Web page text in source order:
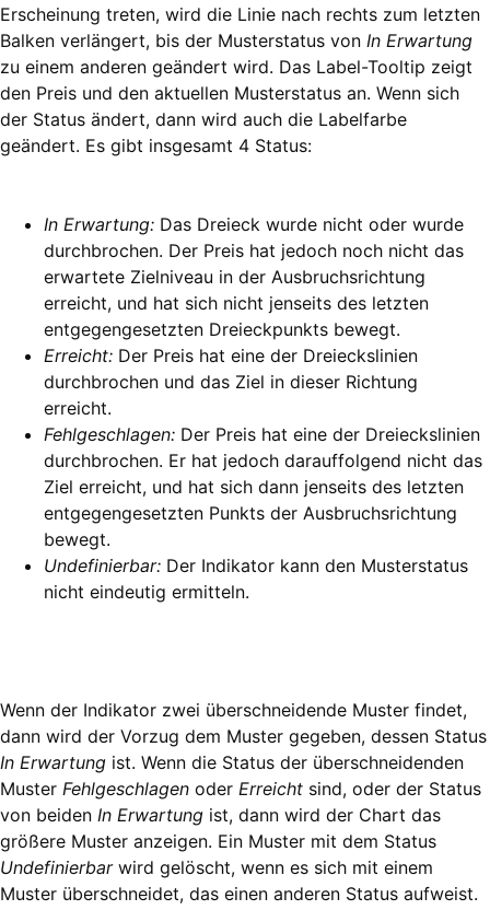
Erscheinung treten, wird die Linie nach rechts zum letzten
Balken verlängert, bis der Musterstatus von In Erwartung
zu einem anderen geändert wird. Das Label-Tooltip zeigt
den Preis und den aktuellen Musterstatus an. Wenn sich
der Status ändert, dann wird auch die Labelfarbe
geändert. Es gibt insgesamt 4 Status:
In Erwartung: Das Dreieck wurde nicht oder wurde
durchbrochen. Der Preis hat jedoch noch nicht das
erwartete Zielniveau in der Ausbruchsrichtung
erreicht, und hat sich nicht jenseits des letzten
entgegengesetzten Dreieckpunkts bewegt.
Erreicht: Der Preis hat eine der Dreieckslinien
durchbrochen und das Ziel in dieser Richtung
erreicht.
Fehlgeschlagen: Der Preis hat eine der Dreieckslinien
durchbrochen. Er hat jedoch darauffolgend nicht das
Ziel erreicht, und hat sich dann jenseits des letzten
entgegengesetzten Punkts der Ausbruchsrichtung
bewegt.
Undefinierbar: Der Indikator kann den Musterstatus
nicht eindeutig ermitteln.
Wenn der Indikator zwei überschneidende Muster findet,
dann wird der Vorzug dem Muster gegeben, dessen Status
In Erwartung ist. Wenn die Status der überschneidenden
Muster Fehlgeschlagen oder Erreicht sind, oder der Status
von beiden In Erwartung ist, dann wird der Chart das
größere Muster anzeigen. Ein Muster mit dem Status
Undefinierbarwird gelöscht, wenn es sich mit einem
Muster überschneidet, das einen anderen Status aufweist.